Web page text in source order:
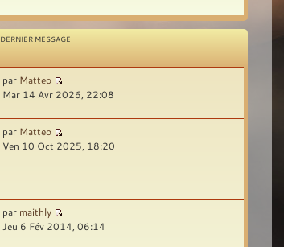
DERNIER MESSAGE
par Matteo
Mar 14 Avr 2026, 22:08
par Matteo
Ven 10 Oct 2025, 18:20
par maithly
Jeu 6 Fév 2014, 06:14